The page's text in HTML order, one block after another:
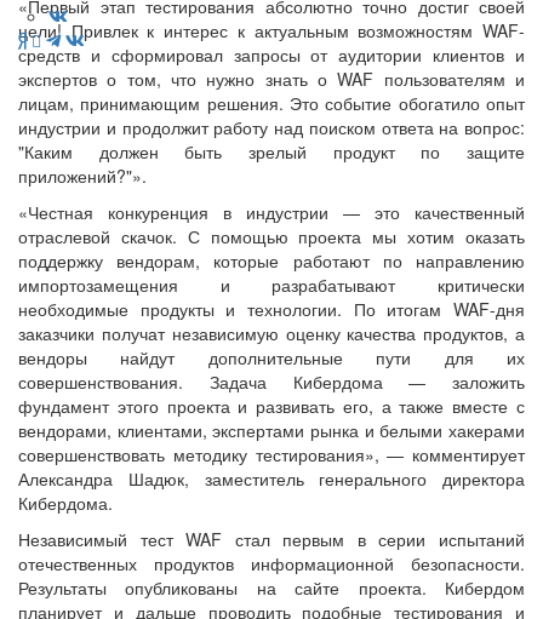
«Первый этап тестирования абсолютно точно достиг своей
цели! Привлек к интерес к актуальным возможностям WAF-
средств и сформировал запросы от аудитории клиентов и
экспертов о том, что нужно знать о WAF пользователям и
лицам, принимающим решения. Это событие обогатило опыт
индустрии и продолжит работу над поиском ответа на вопрос:
"Каким должен быть зрелый продукт по защите
приложений?"».
«Честная конкуренция в индустрии — это качественный
отраслевой скачок. С помощью проекта мы хотим оказать
поддержку вендорам, которые работают по направлению
импортозамещения и разрабатывают критически
необходимые продукты и технологии. По итогам WAF-дня
заказчики получат независимую оценку качества продуктов, а
вендоры найдут дополнительные пути для их
совершенствования. Задача Кибердома — заложить
фундамент этого проекта и развивать его, а также вместе с
вендорами, клиентами, экспертами рынка и белыми хакерами
совершенствовать методику тестирования», — комментирует
Александра Шадюк, заместитель генерального директора
Кибердома.
Независимый тест WAF стал первым в серии испытаний
отечественных продуктов информационной безопасности.
Результаты опубликованы на сайте проекта. Кибердом
планирует и дальше проводить подобные тестирования и